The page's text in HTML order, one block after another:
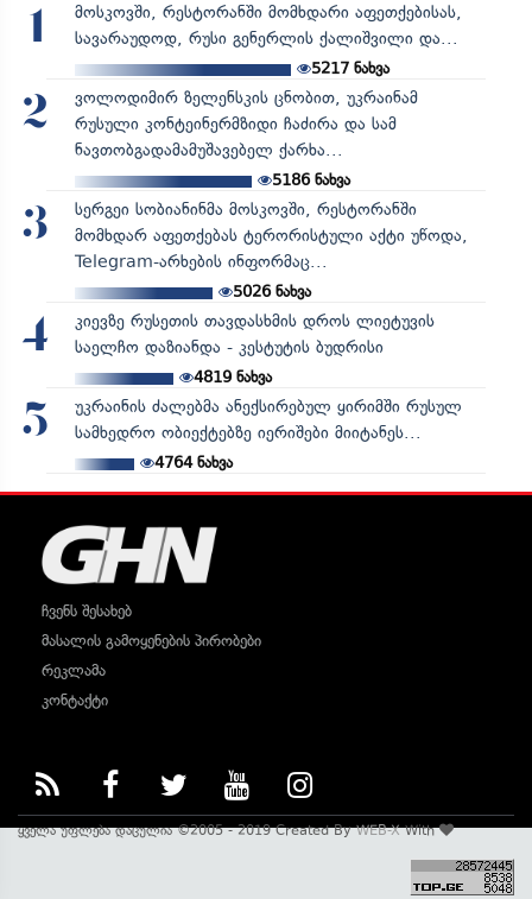
1
მოსკოვში, რესტორანში მომხდარი აფეთქებისას,
სავარაუდოდ, რუსი გენერლის ქალიშვილი და...
5217 ნახვა
2
ვოლოდიმირ ზელენსკის ცნობით, უკრაინამ
რუსული კონტეინერმზიდი ჩაძირა და სამ
ნავთობგადამამუშავებელ ქარხა...
5186ნახვა
3
სერგეი სობიანინმა მოსკოვში, რესტორანში
მომხდარ აფეთქებას ტერორისტული აქტი უწოდა,
Telegram-არხების ინფორმაც...
5026ნახვა
4
კიევზე რუსეთის თავდასხმის დროს ლიეტუვის
საელჩო დაზიანდა - კესტუტის ბუდრისი
4819ნახვა
5
უკრაინის ძალებმა ანექსირებულ ყირიმში რუსულ
სამხედრო ობიექტებზე იერიშები მიიტანეს...
4764ნახვა
ჩვენს შესახებ
მასალის გამოყენების პირობები
რეკლამა
კონტაქტი
ყველა უფლება დაცულია ©2005 - 2019 Created ByWEB-XWith